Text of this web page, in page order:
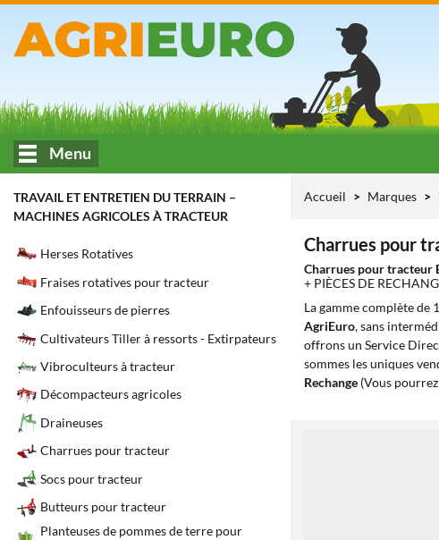
Menu
TRAVAIL ET ENTRETIEN DU TERRAIN –
MACHINES AGRICOLES À TRACTEUR
Herses Rotatives
Fraises rotatives pour tracteur
Enfouisseurs de pierres
Cultivateurs Tiller à ressorts - Extirpateurs
Vibroculteurs à tracteur
Décompacteurs agricoles
Draineuses
Charrues pour tracteur
Socs pour tracteur
Butteurs pour tracteur
Planteuses de pommes de terre pour
Accueil Marques
Charrues pour
Charrues pour tracteur
+ PIÈCES DE
La gamme complète de
AgriEuro, sans
offrons un Service
sommes les uniques
Rechange (Vous